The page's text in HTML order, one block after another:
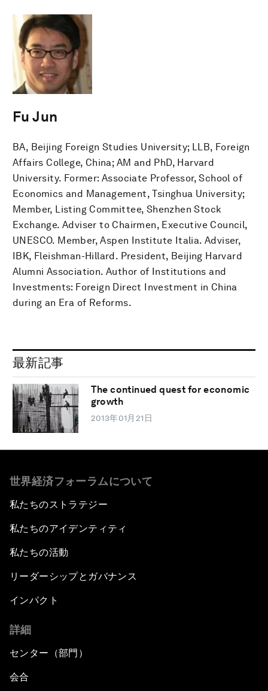
Fu Jun
BA, Beijing Foreign Studies University; LLB, Foreign
Affairs College, China; AM and PhD, Harvard
University. Former: Associate Professor, School of
Economics and Management, Tsinghua University;
Member, Listing Committee, Shenzhen Stock
Exchange. Adviser to Chairmen, Executive Council,
UNESCO. Member, Aspen Institute Italia. Adviser,
IBK, Fleishman-Hillard. President, Beijing Harvard
Alumni Association. Author of Institutions and
Investments: Foreign Direct Investment in China
during an Era of Reforms.
最新記事
The continued quest for economic
growth
2013年01月21日
世界経済フォーラムについて
私たちのストラテジー
私たちのアイデンティティ
私たちの活動
リーダーシップとガバナンス
インパクト
詳細
センター（部門）
会合